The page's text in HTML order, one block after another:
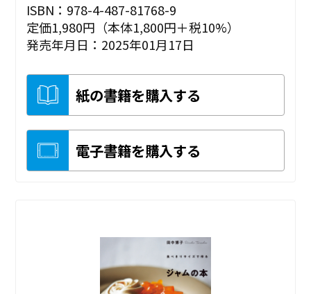
ISBN：978-4-487-81768-9
定価1,980円（本体1,800円＋税10%）
発売年月日：2025年01月17日
紙の書籍を購入する
電子書籍を購入する